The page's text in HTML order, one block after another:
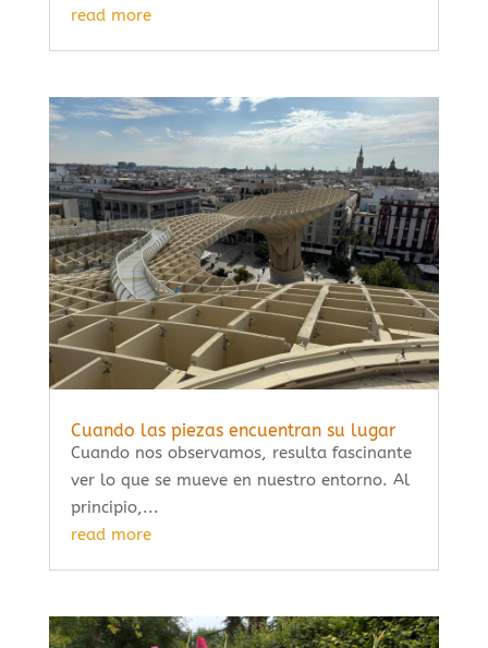
read more
Cuando las piezas encuentran su lugar
Cuando nos observamos, resulta fascinante
ver lo que se mueve en nuestro entorno. Al
principio,...
read more